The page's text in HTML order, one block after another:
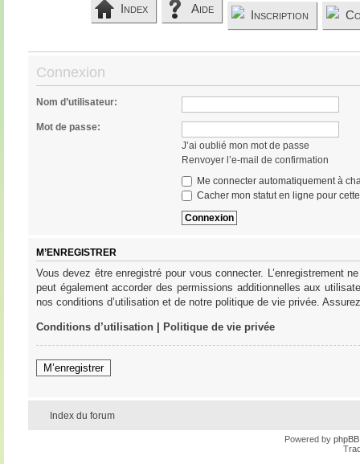
Index Aide Inscription
Connexion
Nom d’utilisateur:
Mot de passe:
J’ai oublié mon mot de passe
Renvoyer l’e-mail de confirmation
Me connecter automatiquement à
Cacher mon statut en ligne pour
M’ENREGISTRER
Vous devez être enregistré pour vous connecter. L’enregistrement
peut également accorder des permissions additionnelles aux
nos conditions d’utilisation et de notre politique de vie privée.
Conditions d’utilisation| Politique de vie privée
M’enregistrer
Index du forum
Powered by phpBB